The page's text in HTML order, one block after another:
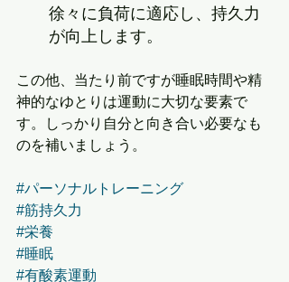
徐々に負荷に適応し、持久力
が向上します。
この他、当たり前ですが睡眠時間や精
神的なゆとりは運動に大切な要素で
す。しっかり自分と向き合い必要なも
のを補いましょう。
#パーソナルトレーニング
#筋持久力
#栄養
#睡眠
#有酸素運動